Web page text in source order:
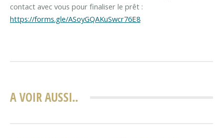
contact avec vous pour finaliser le prêt :
https://forms.gle/ASoyGQAKuSwcr76E8
A VOIR AUSSI..